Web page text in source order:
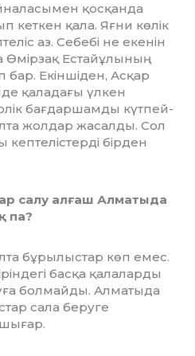
қос­қанда
кет­кен қала. Яғни көлік
аз. Себебі не екенін
Өмірзақ Естайұлы­ның
бар. Екін­ші­ден, Асқар
қа­ладағы үлкен
бағдаршамды күтпей-
жолдар жасалды. Сол
бір­ден
салу алғаш Алматыда
па?
бұры­лыстар көп емес.
басқа қалаларды
болмайды. Алматыда
сала беруге
шығар.